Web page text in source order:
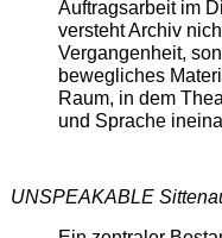
Auftragsarbeit im
versteht Archiv
Vergangenheit,
bewegliches
Raum, in dem
und Sprache
UNSPEAKABLE